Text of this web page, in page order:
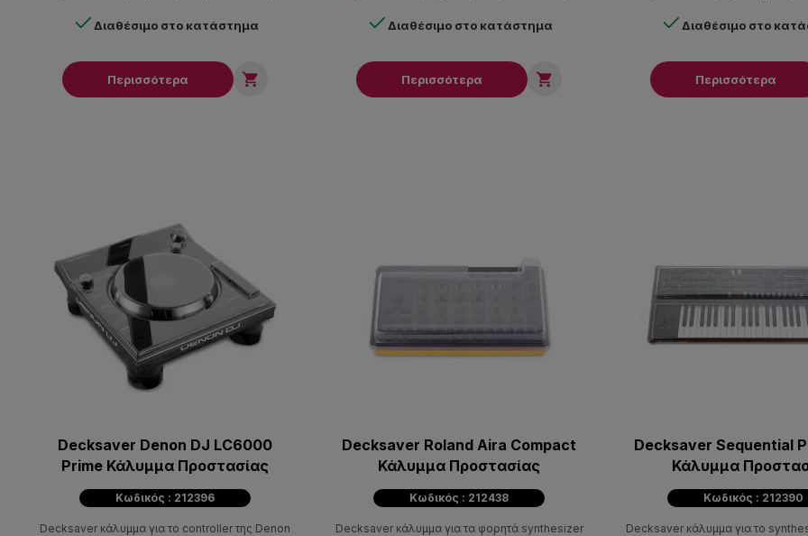
Διαθέσιμο στο κατάστημα
Περισσότερα 
Διαθέσιμο στο κατάστημα
Περισσότερα 
Διαθέσιμο στο
Περισσότερα
Decksaver Denon DJ LC6000
Prime Κάλυμμα Προστασίας
Κωδικός : 212396
Decksaver κάλυμμα για το controller της Denon
Decksaver Roland Aira Compact
Κάλυμμα Προστασίας
Κωδικός : 212438
Decksaver κάλυμμα για τα φορητά synthesizer
Decksaver Sequential
Κάλυμμα
Κωδικός : 212390
Decksaver κάλυμμα για το